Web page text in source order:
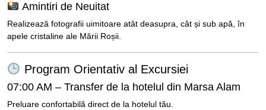
Amintiri de Neuitat
Realizează fotografii uimitoare atât deasupra, cât și sub apă, în
apele cristaline ale Mării Roșii.
Program Orientativ al Excursiei
07:00 AM – Transfer de la hotelul din Marsa Alam
Preluare confortabilă direct de la hotelul tău.